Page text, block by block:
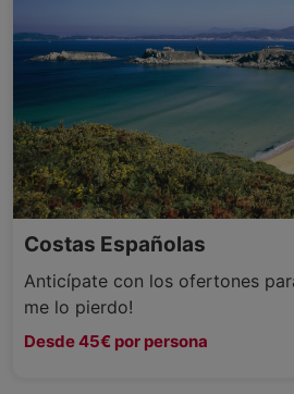
Costas Españolas
Anticípate con los ofertones
me lo pierdo!
Desde 45€ por persona